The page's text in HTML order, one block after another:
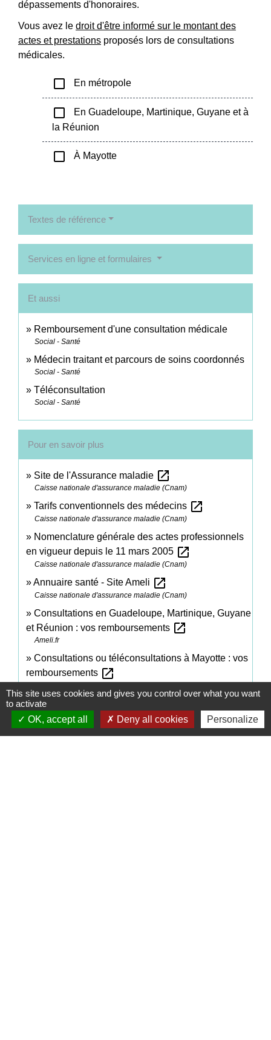
dépassements d'honoraires.
Vous avez le droit d'être informé sur le montant des
actes et prestations proposés lors de consultations
médicales.
check_box_outline_blank En métropole
check_box_outline_blank
En Guadeloupe, Martinique, Guyane et à
la Réunion
check_box_outline_blank À Mayotte
Textes de référence
Services en ligne et formulaires
Et aussi
Remboursement d'une consultation médicale
Social - Santé
Médecin traitant et parcours de soins coordonnés
Social - Santé
Téléconsultation
Social - Santé
Pour en savoir plus
Site de l'Assurance maladie open_in_new
Caisse nationale d'assurance maladie (Cnam)
Tarifs conventionnels des médecins open_in_new
Caisse nationale d'assurance maladie (Cnam)
Nomenclature générale des actes professionnels
en vigueur depuis le 11 mars 2005 open_in_new
Caisse nationale d'assurance maladie (Cnam)
Annuaire santé - Site Ameli open_in_new
Caisse nationale d'assurance maladie (Cnam)
Consultations en Guadeloupe, Martinique, Guyane
et Réunion : vos remboursements open_in_new
Ameli.fr
Consultations ou téléconsultations à Mayotte : vos
remboursements open_in_new
Remboursement du régime local d'Alsace-Moselle
open_in_new
This site uses cookies and gives you control over what you want
to activate
OK, accept all
Deny all cookies Personalize